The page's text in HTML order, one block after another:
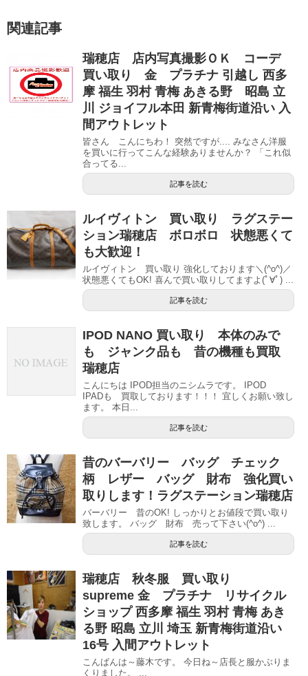
関連記事
瑞穂店 店内写真撮影ＯＫ コーデ
買い取り 金 プラチナ 引越し 西多
摩 福生 羽村 青梅 あきる野 昭島 立
川 ジョイフル本田 新青梅街道沿い 入
間アウトレット
皆さん こんにちわ！ 突然ですが.... みなさん洋服
を買いに行ってこんな経験ありませんか？ 「これ似
合ってる...
記事を読む
ルイヴィトン 買い取り ラグステー
ション瑞穂店 ボロボロ 状態悪くて
も大歓迎！
ルイヴィトン 買い取り 強化しております＼(^o^)／
状態悪くてもOK! 喜んで買い取りしてますよ(ﾟ∀ﾟ) ...
記事を読む
IPOD NANO 買い取り 本体のみで
も ジャンク品も 昔の機種も買取
瑞穂店
こんにちは IPOD担当のニシムラです。 IPOD
IPADも 買取しております！！！ 宜しくお願い致し
ます。 本日...
記事を読む
昔のバーバリー バッグ チェック
柄 レザー バッグ 財布 強化買い
取りします！ラグステーション瑞穂店
バーバリー 昔のOK! しっかりとお値段で買い取り
致します。 バッグ 財布 売って下さい(^o^) ...
記事を読む
瑞穂店 秋冬服 買い取り
supreme 金 プラチナ リサイクル
ショップ 西多摩 福生 羽村 青梅 あき
る野 昭島 立川 埼玉 新青梅街道沿い
16号 入間アウトレット
こんばんは～藤木です。 今日ね～店長と服かぶりま
くりました。 ...